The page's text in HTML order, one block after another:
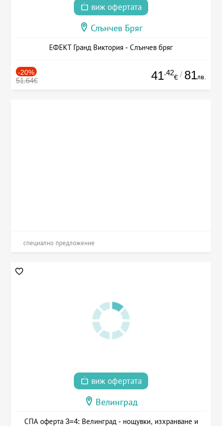
виж офертата
Слънчев Бряг
ЕФЕКТ Гранд Виктория - Слънчев бряг
-20%
51.64€ 41.42
€ / 81лв.
специално предложение
виж офертата
Велинград
СПА оферта 3=4: Велинград - нощувки, изхранване и